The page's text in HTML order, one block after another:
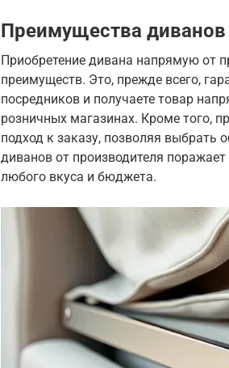
Преимущества диванов
Приобретение дивана напрямую от
преимуществ. Это, прежде всего,
посредников и получаете товар
розничных магазинах. Кроме того,
подход к заказу, позволяя выбрать
диванов от производителя
любого вкуса и бюджета.